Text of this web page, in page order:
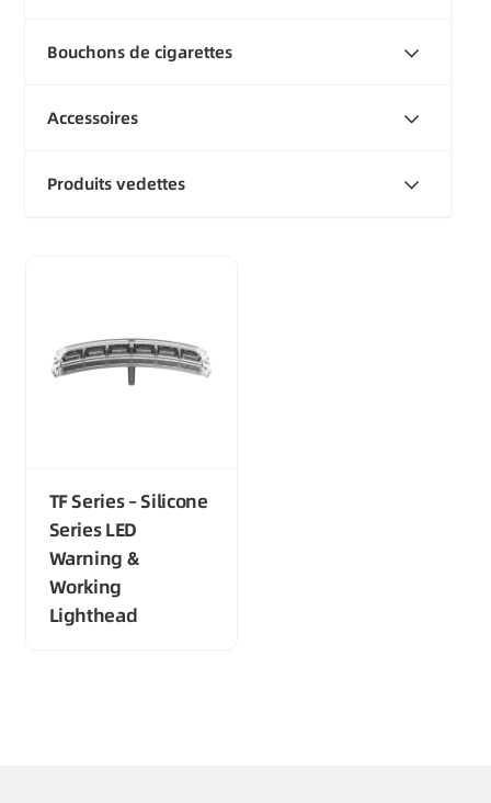
Bouchons de cigarettes
Accessoires
Produits vedettes
TF Series – Silicone
Series LED
Warning &
Working
Lighthead